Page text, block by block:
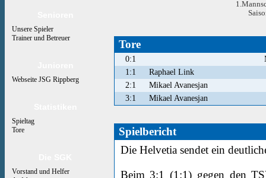
Unsere Spieler
Trainer und Betreuer
Webseite JSG Rippberg
Spieltag
Tore
Vorstand und Helfer
Tore
0:1
1:1
Raphael Link
2:1
Mikael Avanesjan
3:1
Mikael Avanesjan
Spielbericht
Die Helvetia sendet ein
Beim 3:1 (1:1) gegen den